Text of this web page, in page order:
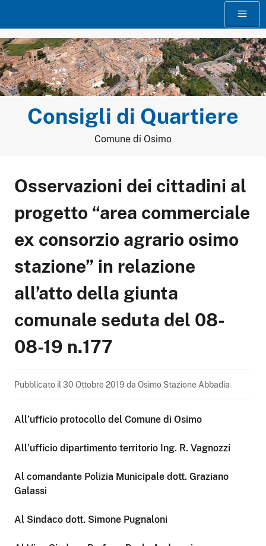
Menu
Consigli di Quartiere
Comune di Osimo
Osservazioni dei cittadini al
progetto “area commerciale
ex consorzio agrario osimo
stazione” in relazione
all’atto della giunta
comunale seduta del 08-
08-19 n.177
Pubblicato il 30 Ottobre 2019 da Osimo Stazione Abbadia
All’ufficio protocollo del Comune di Osimo
All’ufficio dipartimento territorio Ing. R. Vagnozzi
Al comandante Polizia Municipale dott. Graziano
Galassi
Al Sindaco dott. Simone Pugnaloni